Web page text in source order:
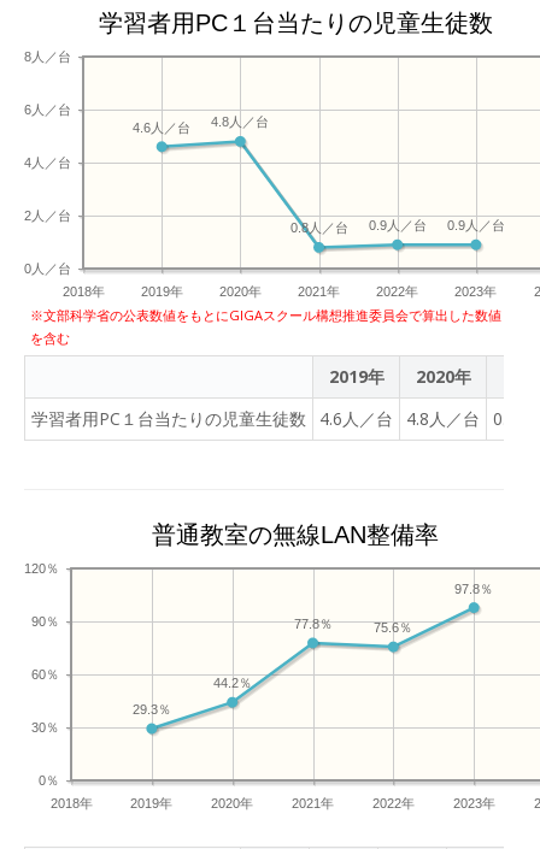
えられています。 佐藤町長
は「地方は少子化というこ
もあるが、町内の学校を１
教育を町全体の子どもたち
義深いと考える。最先端の
設備があるが使うのは子ど
もたちなので、思う存分、
未来に向けて糧となるよう
と話していました。 【六戸
学園とは】 六戸町に開校し
た「六戸学園」は、小中一
貫教育を行う県内初の義務
を背景に、町内の、▽六戸
大曲小学校、▽六戸中学
校、▽七百中学校の５つす
べての小中学校を１つに再
で、敷地の面積は、およそ
あります。 児童生徒の数
は、およそ８４０人で、小
学習者用PC１台当たりの児童生徒数
2018年 2019年 2020年 2021年 2022年 2023年
0人／台
2人／台
4人／台
6人／台
8人／台
0.9人／台
0.9人／台
0.8人／台
4.8人／台
4.6人／台
※文部科学省の公表数値をもとにGIGAスクール構想推進委員会で算出した数値
を含む
2019年 2020年
学習者用PC１台当たりの児童生徒数
4.6人／台 4.8人／台 0.8人
普通教室の無線LAN整備率
2018年 2019年 2020年 2021年 2022年 2023年
0％
30％
60％
90％
120％
97.8％
75.6％
77.8％
44.2％
29.3％